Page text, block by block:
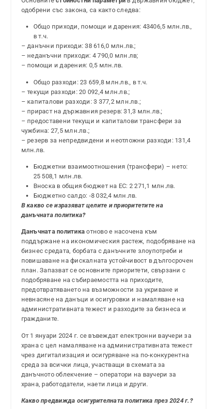
одобрени със закона, са както следва:
Общо приходи, помощи и дарения: 43406,5 млн.лв.,
в т.ч.
– данъчни приходи: 38 616,0 млн.лв.;
– неданъчни приходи: 4 790,0 млн.лв;
– помощи и дарения: 0,5 млн.лв.
Общо разходи: 23 659,8 млн.лв., в т.ч.
– текущи разходи: 20 092,4 млн.лв.;
– капиталови разходи: 3 377,2 млн.лв.;
– прираст на държавния резерв: 31,3 млн.лв.;
– предоставени текущи и капиталови трансфери за
чужбина: 27,5 млн.лв.;
– резерв за непредвидени и неотложни разходи: 131,4
млн.лв.
Бюджетни взаимоотношения (трансфери) – нето:
25 508,1 млн.лв.
Вноска в общия бюджет на ЕС: 2 271,1 млн.лв.
Бюджетно салдо: -8 032,4 млн.лв.
В какво се изразяват целите и приоритетите на
данъчната политика?
Данъчната политика отново е насочена към
поддържане на икономическия растеж, подобряване на
бизнес средата, борбата с данъчните злоупотреби и
повишаване на фискалната устойчивост в дългосрочен
план. Запазват се основните приоритети, свързани с
подобряване на събираемостта на приходите,
предотвратяването на възможности за укриване и
невнасяне на данъци и осигуровки и намаляване на
административната тежест и разходите за бизнеса и
гражданите.
От 1 януари 2024 г. се въвеждат електронни ваучери за
храна с цел намаляване на административната тежест
чрез дигитализация и осигуряване на по-конкурентна
среда за всички лица, участващи в схемата за
данъчното облекчение – оператори на ваучери за
храна, работодатели, наети лица и други.
Какво предвижда осигурителната политика през 2024 г.?